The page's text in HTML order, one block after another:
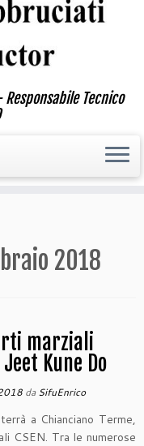
Tecnico
2018
marziali
Kune Do
daSifuEnrico
a Chianciano Terme,
CSEN. Tra le numerose